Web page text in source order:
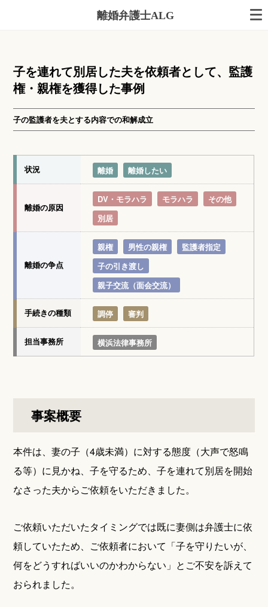
離婚弁護士ALG
子を連れて別居した夫を依頼者として、監護
権・親権を獲得した事例
子の監護者を夫とする内容での和解成立
状況 離婚 離婚したい
離婚の原因
DV・モラハラ モラハラ
その他
別居
離婚の争点
親権 男性の親権
監護者指定
子の引き渡し
親子交流（面会交流）
手続きの種類 調停 審判
担当事務所 横浜法律事務所
事案概要
本件は、妻の子（4歳未満）に対する態度（大声で怒鳴
る等）に見かね、子を守るため、子を連れて別居を開始
なさった夫からご依頼をいただきました。
ご依頼いただいたタイミングでは既に妻側は弁護士に依
頼していたため、ご依頼者において「子を守りたいが、
何をどうすればいいのかわからない」とご不安を訴えて
おられました。